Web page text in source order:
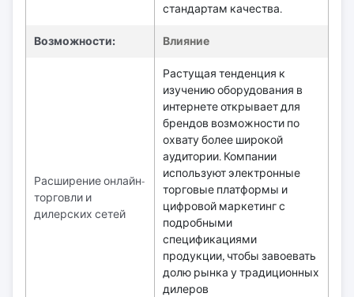
стандартам качества.
Возможности: Влияние
Расширение онлайн-
торговли и
дилерских сетей
Растущая тенденция к
изучению оборудования в
интернете открывает для
брендов возможности по
охвату более широкой
аудитории. Компании
используют электронные
торговые платформы и
цифровой маркетинг с
подробными
спецификациями
продукции, чтобы завоевать
долю рынка у традиционных
дилеров